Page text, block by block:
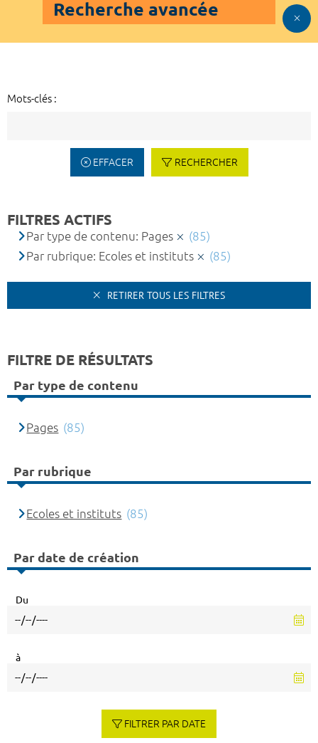
Recherche avancée
Mots-clés :
EFFACER RECHERCHER
FILTRES ACTIFS
Par type de contenu: Pages
(85)
Par rubrique: Ecoles et instituts
(85)
RETIRER TOUS LES FILTRES
FILTRE DE RÉSULTATS
Par type de contenu
Pages (85)
Par rubrique
Ecoles et instituts (85)
Par date de création
Du
à
FILTRER PAR DATE